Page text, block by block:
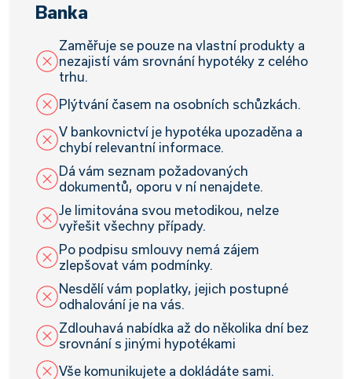
Banka
Zaměřuje se pouze na vlastní produkty a
nezajistí vám srovnání hypotéky z celého
trhu.
Plýtvání časem na osobních schůzkách.
V bankovnictví je hypotéka upozaděna a
chybí relevantní informace.
Dá vám seznam požadovaných
dokumentů, oporu v ní nenajdete.
Je limitována svou metodikou, nelze
vyřešit všechny případy.
Po podpisu smlouvy nemá zájem
zlepšovat vám podmínky.
Nesdělí vám poplatky, jejich postupné
odhalování je na vás.
Zdlouhavá nabídka až do několika dní bez
srovnání s jinými hypotékami
Vše komunikujete a dokládáte sami.